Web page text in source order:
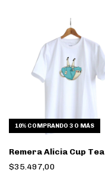
10% COMPRANDO 3 O MÁS
Remera Alicia Cup Tea
$35.497,00